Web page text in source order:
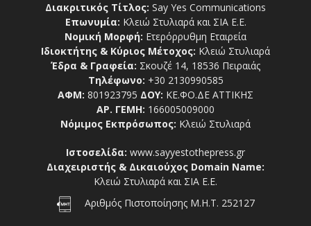
Διακριτικός Τίτλος: Say Yes Communications
Επωνυμία: Κλειώ Στυλιαρά και ΣΙΑ Ε.Ε.
Νομική Μορφή: Ετερόρρυθμη Εταιρεία
Ιδιοκτήτης & Κύριος Μέτοχος: Κλειώ Στυλιαρά
Έδρα & Γραφεία: Σκουζέ 14, 18536 Πειραιάς
Τηλέφωνο: +30 2130990585
ΑΦΜ: 801923795 ΔΟΥ: ΚΕ.ΦΟ.ΔΕ ΑΤΤΙΚΗΣ
ΑΡ. ΓΕΜΗ: 166005009000
Νόμιμος Εκπρόσωπος: Κλειώ Στυλιαρά
Ιστοσελίδα: www.sayyestothepress.gr
Διαχειριστής & Δικαιούχος Domain Name:
Κλειώ Στυλιαρά και ΣΙΑ Ε.Ε.
Αριθμός Πιστοποίησης Μ.Η.Τ. 252127